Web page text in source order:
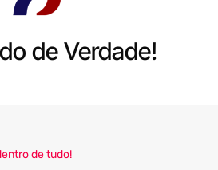
de Verdade!
de tudo!